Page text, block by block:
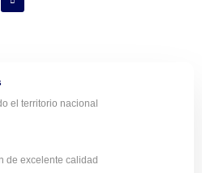
el territorio nacional
de excelente calidad